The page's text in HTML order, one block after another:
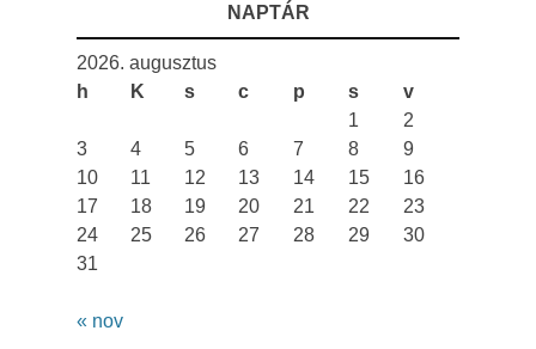
NAPTÁR
2026. augusztus
h
K s c p s
v
1
2
3
4 5 6 7 8
9
10
11 12 13 14 15
16
17
18 19 20 21 22
23
24
25 26 27 28 29
30
31
« nov